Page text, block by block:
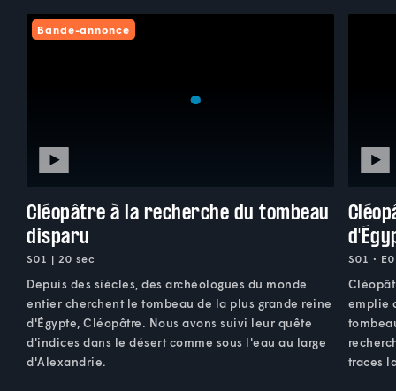
Bande-annonce
Cléopâtre à la recherche du tombeau
disparu
S01 | 20 sec
Depuis des siècles, des archéologues du monde
entier cherchent le tombeau de la plus grande reine
d'Égypte, Cléopâtre. Nous avons suivi leur quête
d'indices dans le désert comme sous l'eau au large
d'Alexandrie.
S01 •
emplie
traces